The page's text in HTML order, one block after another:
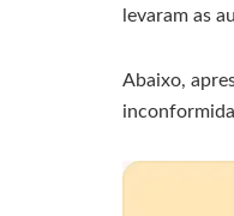
levaram as
Abaixo,